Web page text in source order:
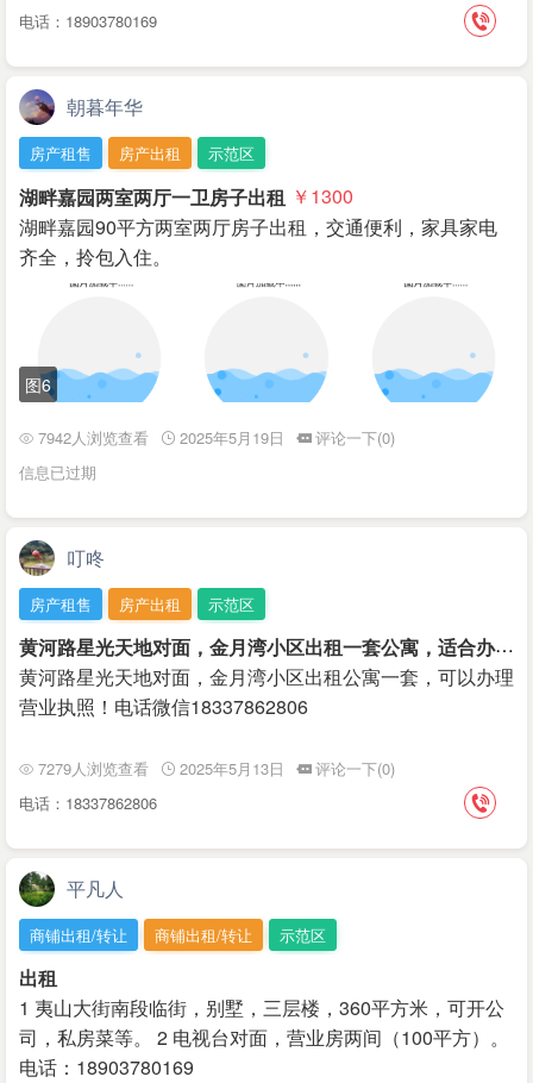
电话：18903780169
朝暮年华
房产租售 房产出租 示范区
湖畔嘉园两室两厅一卫房子出租 ￥1300
湖畔嘉园90平方两室两厅房子出租，交通便利，家具家电
齐全，拎包入住。
图6
7942人浏览查看 2025年5月19日
评论一下(0)
信息已过期
叮咚
房产租售 房产出租 示范区
黄
河路星光天地对面，金月湾小区出租一套公寓，适合办公，可以办理营业执照
黄河路星光天地对面，金月湾小区出租公寓一套，可以办理
营业执照！电话微信18337862806
7279人浏览查看 2025年5月13日
评论一下(0)
电话：18337862806
平凡人
商铺出租/转让 商铺出租/转让 示范区
出租
1 夷山大街南段临街，别墅，三层楼，360平方米，可开公
司，私房菜等。 2 电视台对面，营业房两间（100平方）。
电话：18903780169